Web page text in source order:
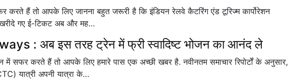
हैं तो आपके लिए जानना बहुत जरूरी है कि इंडियन रेलवे कैटरिंग एंड टूरिज्म कार्पोरेशन
गए ई-टिकट अब और मह…
: अब इस तरह ट्रेन में फ्री स्वादिष्ट भोजन का आनंद ले
सफर करते हैं तो आपके लिए हमारे पास एक अच्छी खबर है. नवीनतम समाचार रिपोर्टों के अनुसार,
यात्री अपनी यात्रा के…